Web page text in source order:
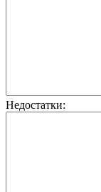
Недостатки: